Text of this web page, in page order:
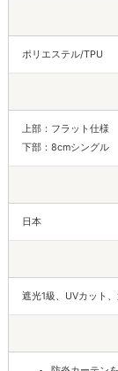
ポリエステル/TPU
上部：フラット仕様
下部：8cmシングル
日本
遮光1級、UVカット